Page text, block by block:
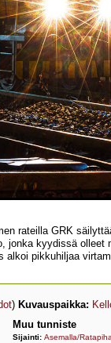
rateilla GRK
jonka kyydissä
alkoi pikkuhiljaa
) Kuvauspaikka:
Muu tunniste
Sijainti: Asemalla/